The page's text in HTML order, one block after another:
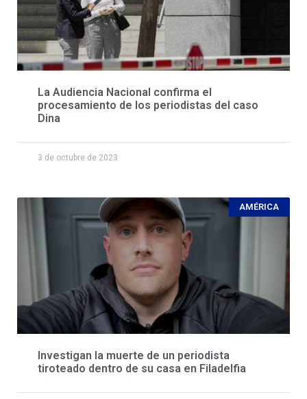
La Audiencia Nacional confirma el
procesamiento de los periodistas del caso
Dina
3 de octubre de 2023
AMÉRICA
Investigan la muerte de un periodista
tiroteado dentro de su casa en Filadelfia